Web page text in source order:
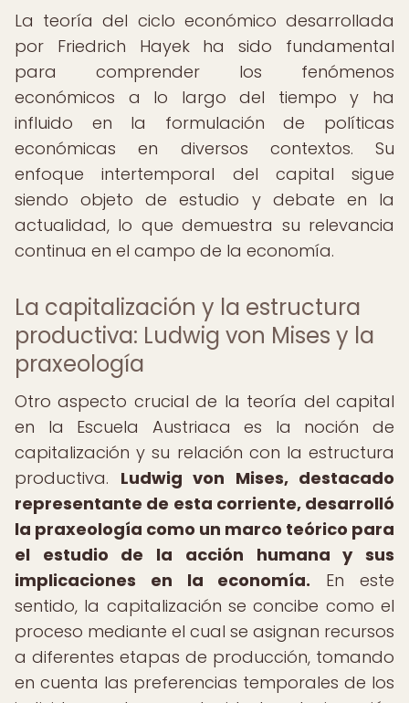
La teoría del ciclo económico desarrollada
por Friedrich Hayek ha sido fundamental
para comprender los fenómenos
económicos a lo largo del tiempo y ha
influido en la formulación de políticas
económicas en diversos contextos. Su
enfoque intertemporal del capital sigue
siendo objeto de estudio y debate en la
actualidad, lo que demuestra su relevancia
continua en el campo de la economía.
La capitalización y la estructura
productiva: Ludwig von Mises y la
praxeología
Otro aspecto crucial de la teoría del capital
en la Escuela Austriaca es la noción de
capitalización y su relación con la estructura
productiva. Ludwig von Mises, destacado
representante de esta corriente, desarrolló
la praxeología como un marco teórico para
el estudio de la acción humana y sus
implicaciones en la economía. En este
sentido, la capitalización se concibe como el
proceso mediante el cual se asignan recursos
a diferentes etapas de producción, tomando
en cuenta las preferencias temporales de los